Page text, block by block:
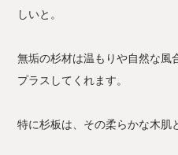
しいと。
無垢の杉材は温もりや自然な風
プラスしてくれます。
特に杉板は、その柔らかな木肌